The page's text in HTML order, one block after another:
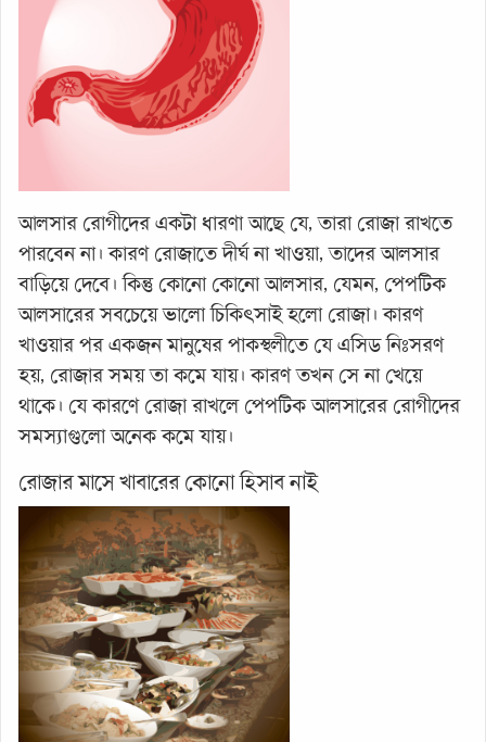
আলসার রোগীদের একটা ধারণা আছে যে, তারা রোজা রাখতে
পারবেন না। কারণ রোজাতে দীর্ঘ না খাওয়া, তাদের আলসার
বাড়িয়ে দেবে। কিন্তু কোনো কোনো আলসার, যেমন, পেপটিক
আলসারের সবচেয়ে ভালো চিকিৎসাই হলো রোজা। কারণ
খাওয়ার পর একজন মানুষের পাকস্থলীতে যে এসিড নিঃসরণ
হয়, রোজার সময় তা কমে যায়। কারণ তখন সে না খেয়ে
থাকে। যে কারণে রোজা রাখলে পেপটিক আলসারের রোগীদের
সমস্যাগুলো অনেক কমে যায়।
রোজার মাসে খাবারের কোনো হিসাব নাই